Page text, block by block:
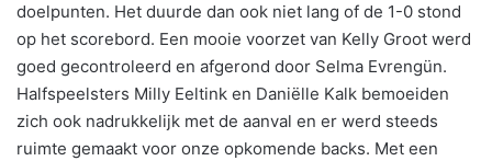
doelpunten. Het duurde dan ook niet lang of de 1-0 stond
op het scorebord. Een mooie voorzet van Kelly Groot werd
goed gecontroleerd en afgerond door Selma Evrengün.
Halfspeelsters Milly Eeltink en Daniëlle Kalk bemoeiden
zich ook nadrukkelijk met de aanval en er werd steeds
ruimte gemaakt voor onze opkomende backs. Met een